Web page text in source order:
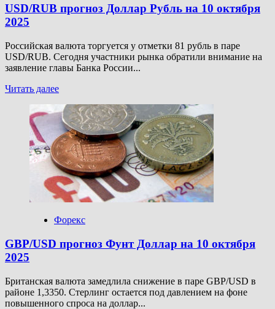
USD/RUB прогноз Доллар Рубль на 10 октября
2025
Российская валюта торгуется у отметки 81 рубль в паре
USD/RUB. Сегодня участники рынка обратили внимание на
заявление главы Банка России...
Читать далееПрочитать
о
USD/RUB
прогноз
Доллар
Рубль
на
10
октября
2025
Форекс
GBP/USD прогноз Фунт Доллар на 10 октября
2025
Британская валюта замедлила снижение в паре GBP/USD в
районе 1,3350. Стерлинг остается под давлением на фоне
повышенного спроса на доллар...